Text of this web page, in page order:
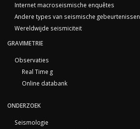
Internet macroseismische enquêtes
Andere types van seismische gebeurtenissen
Wereldwijde seismiciteit
GRAVIMETRIE
Observaties
Real Time g
Online databank
ONDERZOEK
Seismologie